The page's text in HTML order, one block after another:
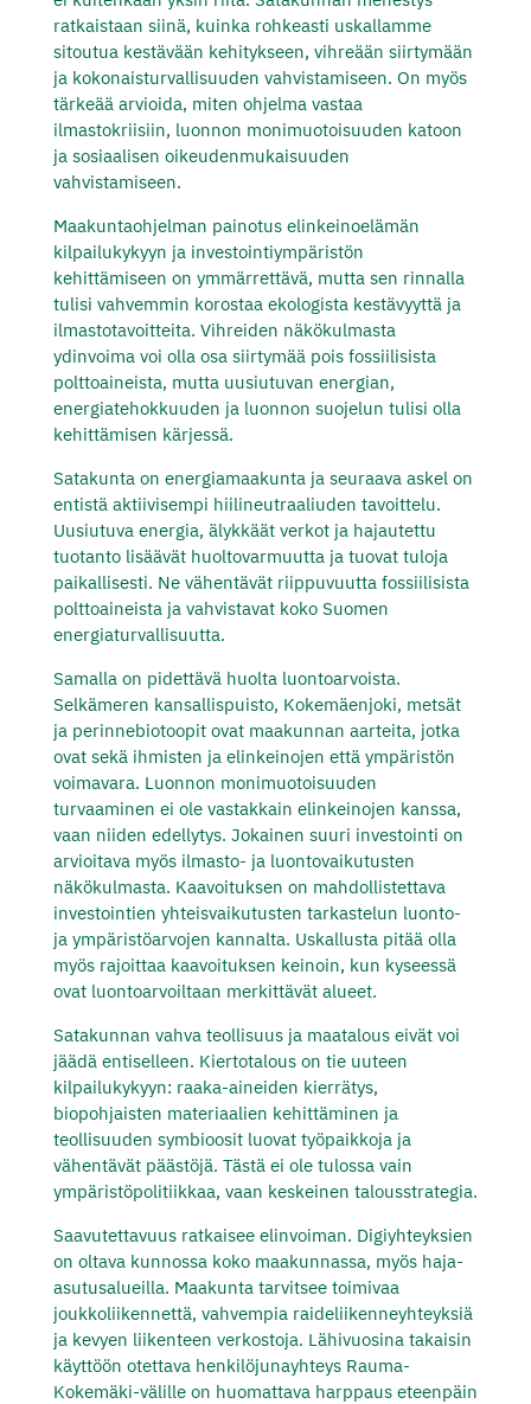
ratkaistaan siinä, kuinka rohkeasti uskallamme
sitoutua kestävään kehitykseen, vihreään siirtymään
ja kokonaisturvallisuuden vahvistamiseen. On myös
tärkeää arvioida, miten ohjelma vastaa
ilmastokriisiin, luonnon monimuotoisuuden katoon
ja sosiaalisen oikeudenmukaisuuden
vahvistamiseen.
Maakuntaohjelman painotus elinkeinoelämän
kilpailukykyyn ja investointiympäristön
kehittämiseen on ymmärrettävä, mutta sen rinnalla
tulisi vahvemmin korostaa ekologista kestävyyttä ja
ilmastotavoitteita. Vihreiden näkökulmasta
ydinvoima voi olla osa siirtymää pois fossiilisista
polttoaineista, mutta uusiutuvan energian,
energiatehokkuuden ja luonnon suojelun tulisi olla
kehittämisen kärjessä.
Satakunta on energiamaakunta ja seuraava askel on
entistä aktiivisempi hiilineutraaliuden tavoittelu.
Uusiutuva energia, älykkäät verkot ja hajautettu
tuotanto lisäävät huoltovarmuutta ja tuovat tuloja
paikallisesti. Ne vähentävät riippuvuutta fossiilisista
polttoaineista ja vahvistavat koko Suomen
energiaturvallisuutta.
Samalla on pidettävä huolta luontoarvoista.
Selkämeren kansallispuisto, Kokemäenjoki, metsät
ja perinnebiotoopit ovat maakunnan aarteita, jotka
ovat sekä ihmisten ja elinkeinojen että ympäristön
voimavara. Luonnon monimuotoisuuden
turvaaminen ei ole vastakkain elinkeinojen kanssa,
vaan niiden edellytys. Jokainen suuri investointi on
arvioitava myös ilmasto- ja luontovaikutusten
näkökulmasta. Kaavoituksen on mahdollistettava
investointien yhteisvaikutusten tarkastelun luonto-
ja ympäristöarvojen kannalta. Uskallusta pitää olla
myös rajoittaa kaavoituksen keinoin, kun kyseessä
ovat luontoarvoiltaan merkittävät alueet.
Satakunnan vahva teollisuus ja maatalous eivät voi
jäädä entiselleen. Kiertotalous on tie uuteen
kilpailukykyyn: raaka-aineiden kierrätys,
biopohjaisten materiaalien kehittäminen ja
teollisuuden symbioosit luovat työpaikkoja ja
vähentävät päästöjä. Tästä ei ole tulossa vain
ympäristöpolitiikkaa, vaan keskeinen talousstrategia.
Saavutettavuus ratkaisee elinvoiman. Digiyhteyksien
on oltava kunnossa koko maakunnassa, myös haja-
asutusalueilla. Maakunta tarvitsee toimivaa
joukkoliikennettä, vahvempia raideliikenneyhteyksiä
ja kevyen liikenteen verkostoja. Lähivuosina takaisin
käyttöön otettava henkilöjunayhteys Rauma-
Kokemäki-välille on huomattava harppaus eteenpäin